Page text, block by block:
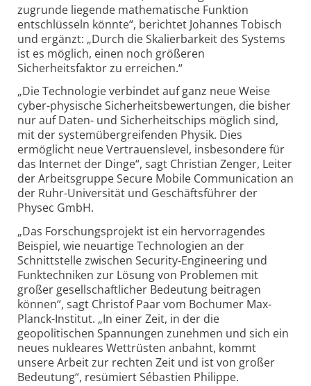
zugrunde liegende mathematische Funktion
entschlüsseln könnte“, berichtet Johannes Tobisch
und ergänzt: „Durch die Skalierbarkeit des Systems
ist es möglich, einen noch größeren
Sicherheitsfaktor zu erreichen.“
„Die Technologie verbindet auf ganz neue Weise
cyber-physische Sicherheitsbewertungen, die bisher
nur auf Daten- und Sicherheitschips möglich sind,
mit der systemübergreifenden Physik. Dies
ermöglicht neue Vertrauenslevel, insbesondere für
das Internet der Dinge“, sagt Christian Zenger, Leiter
der Arbeitsgruppe Secure Mobile Communication an
der Ruhr-Universität und Geschäftsführer der
Physec GmbH.
„Das Forschungsprojekt ist ein hervorragendes
Beispiel, wie neuartige Technologien an der
Schnittstelle zwischen Security-Engineering und
Funktechniken zur Lösung von Problemen mit
großer gesellschaftlicher Bedeutung beitragen
können“, sagt Christof Paar vom Bochumer Max-
Planck-Institut. „In einer Zeit, in der die
geopolitischen Spannungen zunehmen und sich ein
neues nukleares Wettrüsten anbahnt, kommt
unsere Arbeit zur rechten Zeit und ist von großer
Bedeutung“, resümiert Sébastien Philippe.